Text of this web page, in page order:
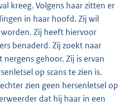
kreeg. Volgens haar zitten er
in haar hoofd. Zij wil
Zij heeft hiervoor
benaderd. Zij zoekt naar
gehoor. Zij is ervan
op scans te zien is.
zien geen hersenletsel op
dat hij haar in een